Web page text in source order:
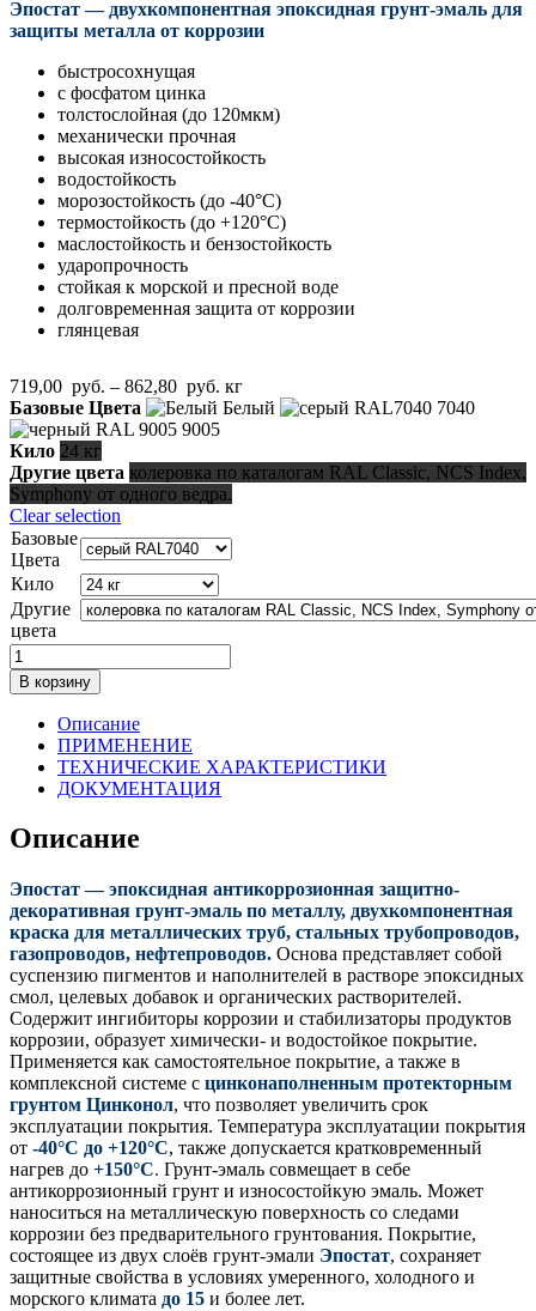
719,00
руб.
Эпостат — двухкомпонентная эпоксидная грунт-эмаль для
защиты металла от коррозии
быстросохнущая
с фосфатом цинка
толстослойная (до 120мкм)
механически прочная
высокая износостойкость
водостойкость
морозостойкость (до -40°С)
термостойкость (до +120°С)
маслостойкость и бензостойкость
ударопрочность
стойкая к морской и пресной воде
долговременная защита от коррозии
глянцевая
719,00 руб. – 862,80 руб. Диапазон
цен:
719,00
–
862,80
кг
Базовые Цвета
Белый
7040
9005
Кило 24 кг
Другие цвета колеровка по каталогам RAL Classic, NCS Index,
Symphony от одного ведра.
Clear selection
Базовые
Цвета
Кило
Другие
цвета
Количество
товара
Эпостат
эпоксидная
грунт-
эмаль
металлу
В корзину
Описание
ПРИМЕНЕНИЕ
ТЕХНИЧЕСКИЕ ХАРАКТЕРИСТИКИ
ДОКУМЕНТАЦИЯ
Описание
Эпостат — эпоксидная антикоррозионная защитно-
декоративная грунт-эмаль по металлу, двухкомпонентная
краска для металлических труб, стальных трубопроводов,
газопроводов, нефтепроводов. Основа представляет собой
суспензию пигментов и наполнителей в растворе эпоксидных
смол, целевых добавок и органических растворителей.
Содержит ингибиторы коррозии и стабилизаторы продуктов
коррозии, образует химически- и водостойкое покрытие.
Применяется как самостоятельное покрытие, а также в
комплексной системе с цинконаполненным протекторным
грунтом Цинконол, что позволяет увеличить срок
эксплуатации покрытия. Температура эксплуатации покрытия
от -40°С до +120°С, также допускается кратковременный
нагрев до +150°С. Грунт-эмаль совмещает в себе
антикоррозионный грунт и износостойкую эмаль. Может
наноситься на металлическую поверхность со следами
коррозии без предварительного грунтования. Покрытие,
состоящее из двух слоёв грунт-эмали Эпостат, сохраняет
защитные свойства в условиях умеренного, холодного и
морского климата до 15 и более лет.